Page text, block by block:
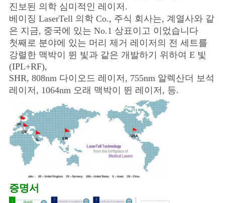
진보된 의학 심미적인 레이저.
베이징 LaserTell 의학 Co., 주식 회사는, 계열사와 같
은 지금, 중국에 있는 No.1 상표이고 이었습니다
첫째로 분야에 있는 머리 제거 레이저의 전 세트를
강렬한 맥박이 뛴 빛과 같은 개발하기 위하여 E 빛
(IPL+RF),
SHR, 808nm 다이오드 레이저, 755nm 알렉산더 보석
레이저, 1064nm 오래 맥박이 뛴 레이저, 등.
증명서